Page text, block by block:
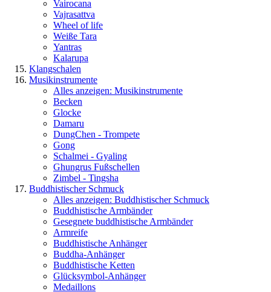
Vairocana
Vajrasattva
Wheel of life
Weiße Tara
Yantras
Kalarupa
Klangschalen
Musikinstrumente
Alles anzeigen: Musikinstrumente
Becken
Glocke
Damaru
DungChen - Trompete
Gong
Schalmei - Gyaling
Ghungrus Fußschellen
Zimbel - Tingsha
Buddhistischer Schmuck
Alles anzeigen: Buddhistischer Schmuck
Buddhistische Armbänder
Gesegnete buddhistische Armbänder
Armreife
Buddhistische Anhänger
Buddha-Anhänger
Buddhistische Ketten
Glücksymbol-Anhänger
Medaillons